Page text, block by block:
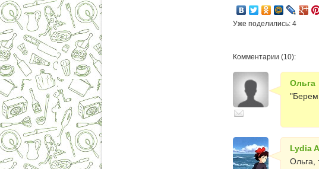
Уже поделились: 4
Комментарии (10):
Ольга
"Берем
Lydia A
Ольга,